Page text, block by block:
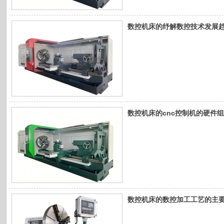
数控机床的纾解数控技术发展
数控机床的cnc控制机的硬件
数控机床的数控加工工艺的主